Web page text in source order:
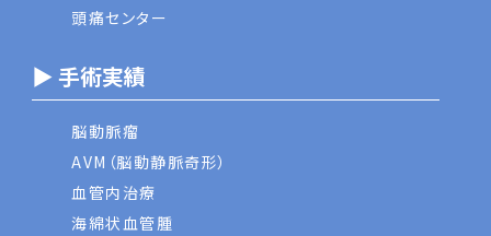
頭痛センター
▶ 手術実績
脳動脈瘤
AVM（脳動静脈奇形）
血管内治療
海綿状血管腫